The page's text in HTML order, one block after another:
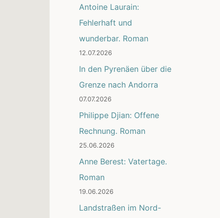
Antoine Laurain:
Fehlerhaft und
wunderbar. Roman
12.07.2026
In den Pyrenäen über die
Grenze nach Andorra
07.07.2026
Philippe Djian: Offene
Rechnung. Roman
25.06.2026
Anne Berest: Vatertage.
Roman
19.06.2026
Landstraßen im Nord-